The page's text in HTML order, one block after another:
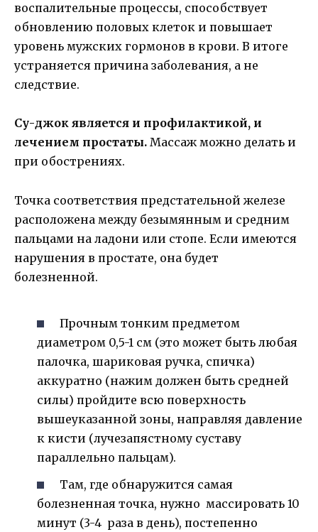
воспалительные процессы, способствует
обновлению половых клеток и повышает
уровень мужских гормонов в крови. В итоге
устраняется причина заболевания, а не
следствие.
Су-джок является и профилактикой, и
лечением простаты. Массаж можно делать и
при обострениях.
Точка соответствия предстательной железе
расположена между безымянным и средним
пальцами на ладони или стопе. Если имеются
нарушения в простате, она будет
болезненной.
Прочным тонким предметом
диаметром 0,5-1 см (это может быть любая
палочка, шариковая ручка, спичка)
аккуратно (нажим должен быть средней
силы) пройдите всю поверхность
вышеуказанной зоны, направляя давление
к кисти (лучезапястному суставу
параллельно пальцам).
Там, где обнаружится самая
болезненная точка, нужно массировать 10
минут (3-4 раза в день), постепенно